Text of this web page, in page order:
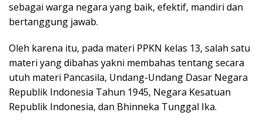
sebagai warga negara yang baik, efektif, mandiri dan
bertanggung jawab.
Oleh karena itu, pada materi PPKN kelas 13, salah satu
materi yang dibahas yakni membahas tentang secara
utuh materi Pancasila, Undang-Undang Dasar Negara
Republik Indonesia Tahun 1945, Negara Kesatuan
Republik Indonesia, dan Bhinneka Tunggal Ika.